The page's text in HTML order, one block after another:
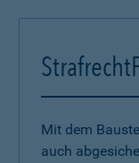
Mit dem
auch